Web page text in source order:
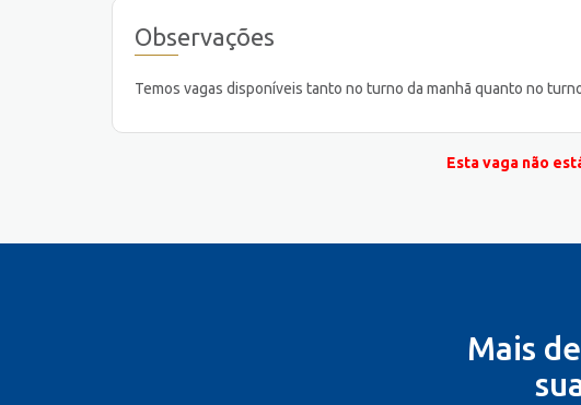
Observações
Temos vagas disponíveis tanto no turno da manhã quanto no
Esta vaga não
Mais de